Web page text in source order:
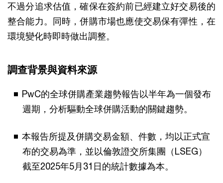
不過分追求估值，確保在簽約前已經建立好交易後的
整合能力。同時，併購市場也應使交易保有彈性，在
環境變化時即時做出調整。
調查背景與資料來源
PwC的全球併購產業趨勢報告以半年為一個發布
週期，分析驅動全球併購活動的關鍵趨勢。
本報告所提及併購交易金額、件數，均以正式宣
布的交易為準，並以倫敦證交所集團（LSEG）
截至2025年5月31日的統計數據為本。